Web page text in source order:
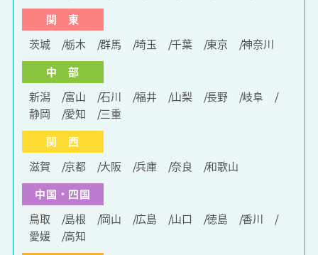
関 東
茨城
栃木 群馬 埼玉 千葉 東京
神奈川
中 部
新潟
富山 石川 福井 山梨 長野
岐阜
静岡
愛知
三重
関 西
滋賀
京都 大阪 兵庫 奈良
和歌山
中国・四国
鳥取
島根 岡山 広島 山口 徳島
香川
愛媛
高知